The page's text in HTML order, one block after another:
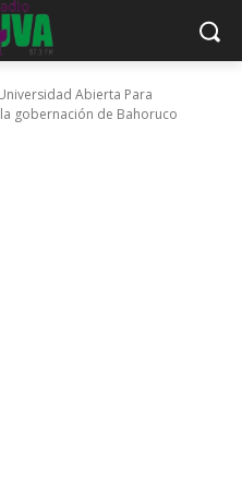
Abierta Para
gobernación de Bahoruco